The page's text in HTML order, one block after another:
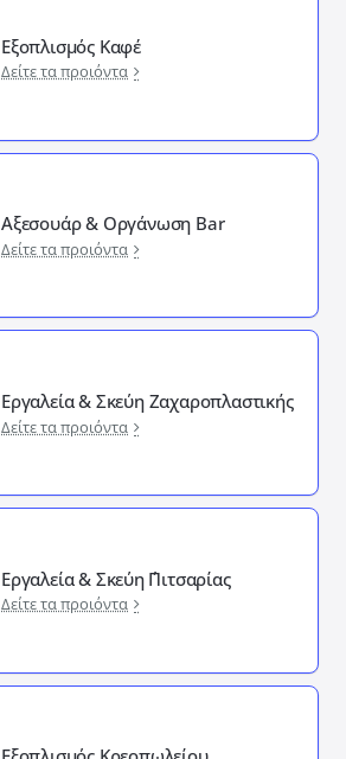
Εξοπλισμός Καφέ
Δείτε τα προιόντα
Αξεσουάρ & Οργάνωση Bar
Δείτε τα προιόντα
Εργαλεία & Σκεύη Ζαχαροπλαστικής
Δείτε τα προιόντα
Εργαλεία & Σκεύη ΄Πιτσαρίας
Δείτε τα προιόντα